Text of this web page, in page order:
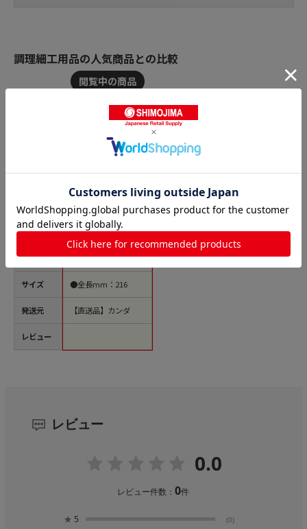
調理細工用品の人気商品との比較
込)
サイズ
発送元
レビュー
料理細工小刀 籐巻 曲
刃 左用 1個（ご注文
単位1個）【直送品】
￥4,420
●全長mm：216
【直送品】カンダ
レビュー
0.0
レビュー件数：0件
★ 5 (0)